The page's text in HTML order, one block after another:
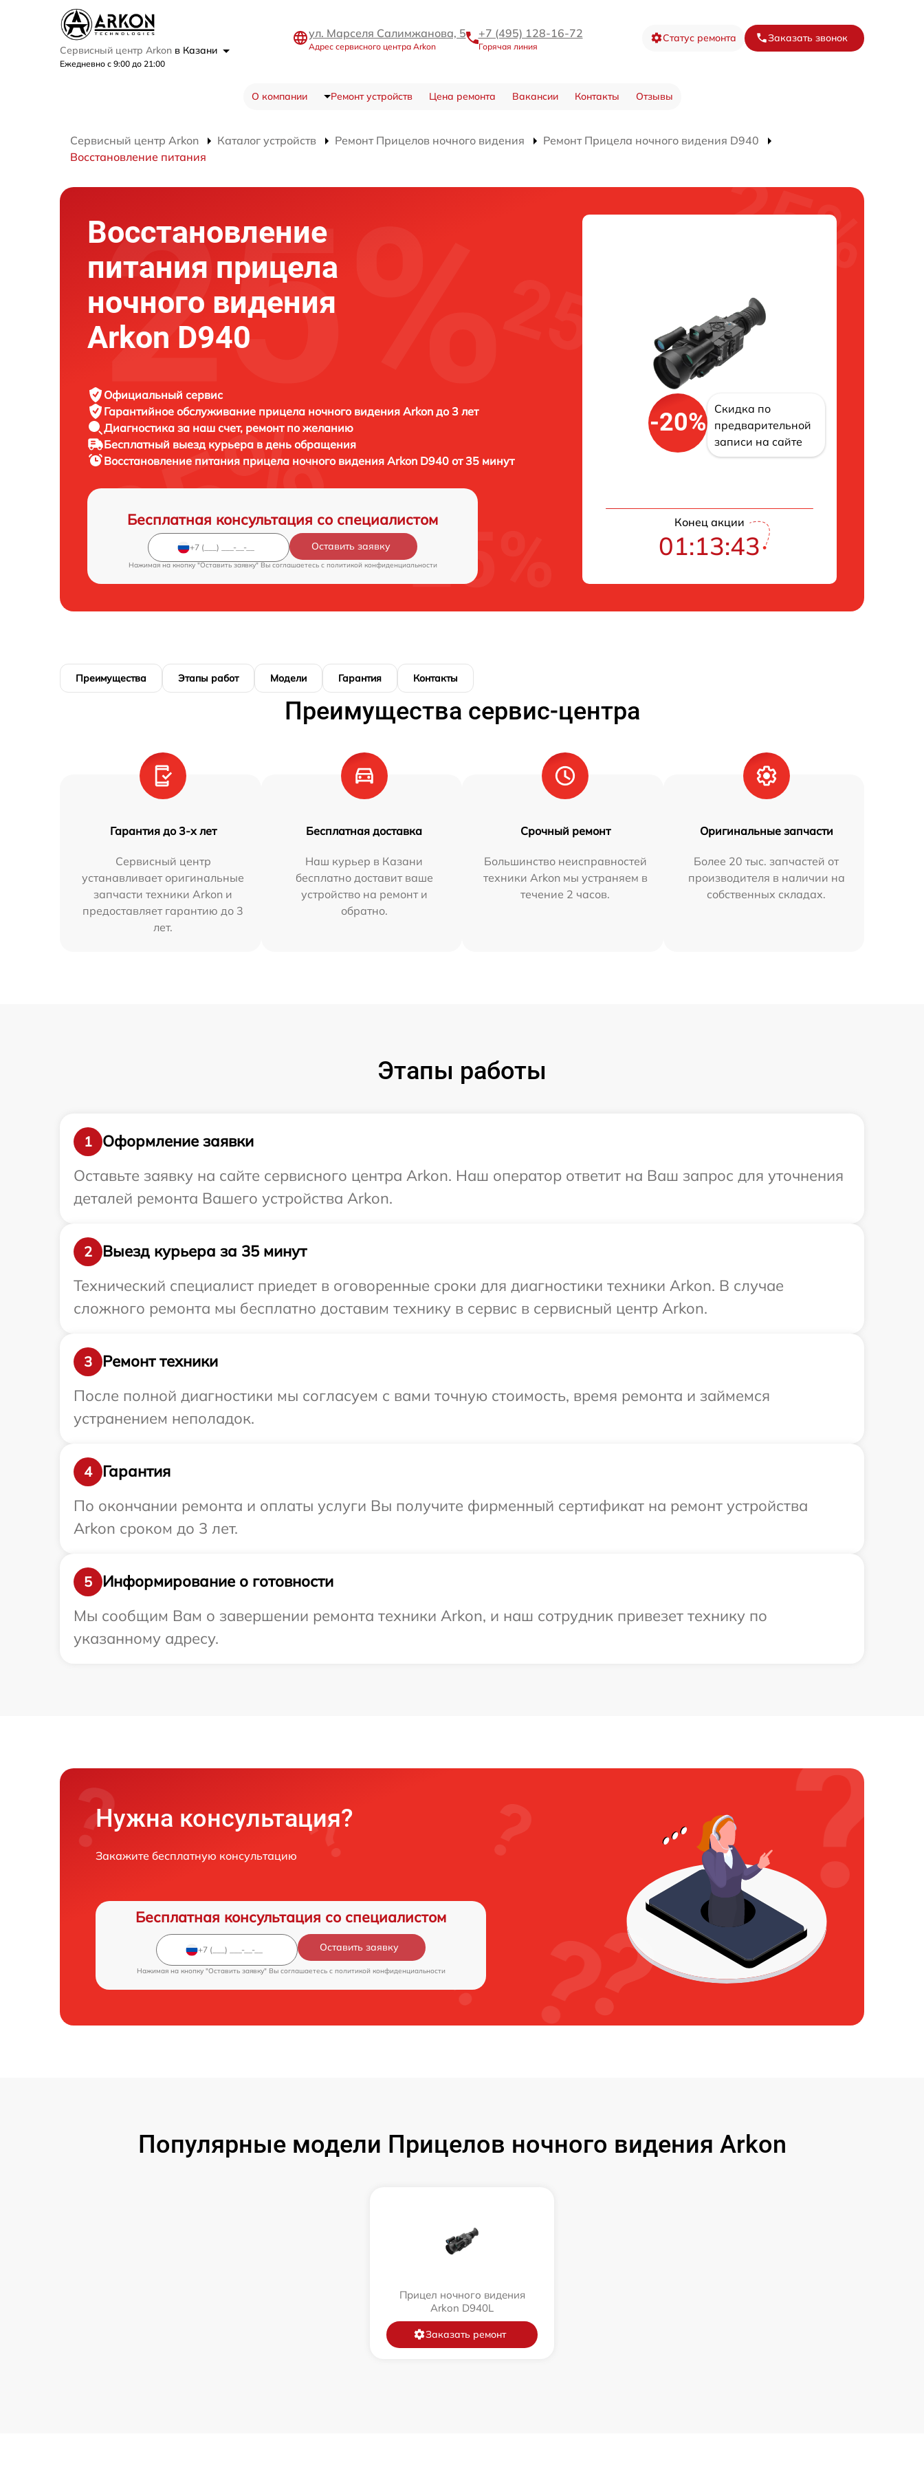
Сервисный центр Arkon в Казани
Ежедневно с 9:00 до 21:00
ул. Марселя Салимжанова, 5
Адрес сервисного центра Arkon
+7 (495) 128-16-72
Горячая линия
Статус ремонта Заказать звонок
О компании Ремонт устройств Цена ремонта Вакансии Контакты Отзывы
Сервисный центр Arkon Каталог устройств Ремонт Прицелов ночного видения
Ремонт Прицела ночного видения D940
Восстановление питания
Восстановление
питания прицела
ночного видения
Arkon D940
Официальный сервис
Гарантийное обслуживание прицела ночного видения Arkon до 3 лет
Диагностика за наш счет, ремонт по желанию
Бесплатный выезд курьера в день обращения
Восстановление питания прицела ночного видения Arkon D940 от 35 минут
Бесплатная консультация со специалистом
Оставить заявку
Нажимая на кнопку "Оставить заявку" Вы соглашаетесь c политикой конфиденциальности
-20%
Скидка по
предварительной
записи на сайте
Конец акции
01:13:42
Преимущества Этапы работ Модели Гарантия Контакты
Преимущества сервис-центра
Гарантия до 3-х лет
Сервисный центр
устанавливает оригинальные
запчасти техники Arkon и
предоставляет гарантию до 3
лет.
Бесплатная доставка
Наш курьер в Казани
бесплатно доставит ваше
устройство на ремонт и
обратно.
Срочный ремонт
Большинство неисправностей
техники Arkon мы устраняем в
течение 2 часов.
Оригинальные запчасти
Более 20 тыс. запчастей от
производителя в наличии на
собственных складах.
Этапы работы
1
Оформление заявки
Оставьте заявку на сайте сервисного центра Arkon. Наш оператор ответит на Ваш запрос для уточнения
деталей ремонта Вашего устройства Arkon.
2
Выезд курьера за 35 минут
Технический специалист приедет в оговоренные сроки для диагностики техники Arkon. В случае
сложного ремонта мы бесплатно доставим технику в сервис в сервисный центр Arkon.
3
Ремонт техники
После полной диагностики мы согласуем с вами точную стоимость, время ремонта и займемся
устранением неполадок.
4
Гарантия
По окончании ремонта и оплаты услуги Вы получите фирменный сертификат на ремонт устройства
Arkon сроком до 3 лет.
5
Информирование о готовности
Мы сообщим Вам о завершении ремонта техники Arkon, и наш сотрудник привезет технику по
указанному адресу.
Нужна консультация?
Закажите бесплатную консультацию
Бесплатная консультация со специалистом
Оставить заявку
Нажимая на кнопку "Оставить заявку" Вы соглашаетесь c политикой конфиденциальности
Популярные модели Прицелов ночного видения Arkon
Прицел ночного видения
Arkon D940L
Заказать ремонт